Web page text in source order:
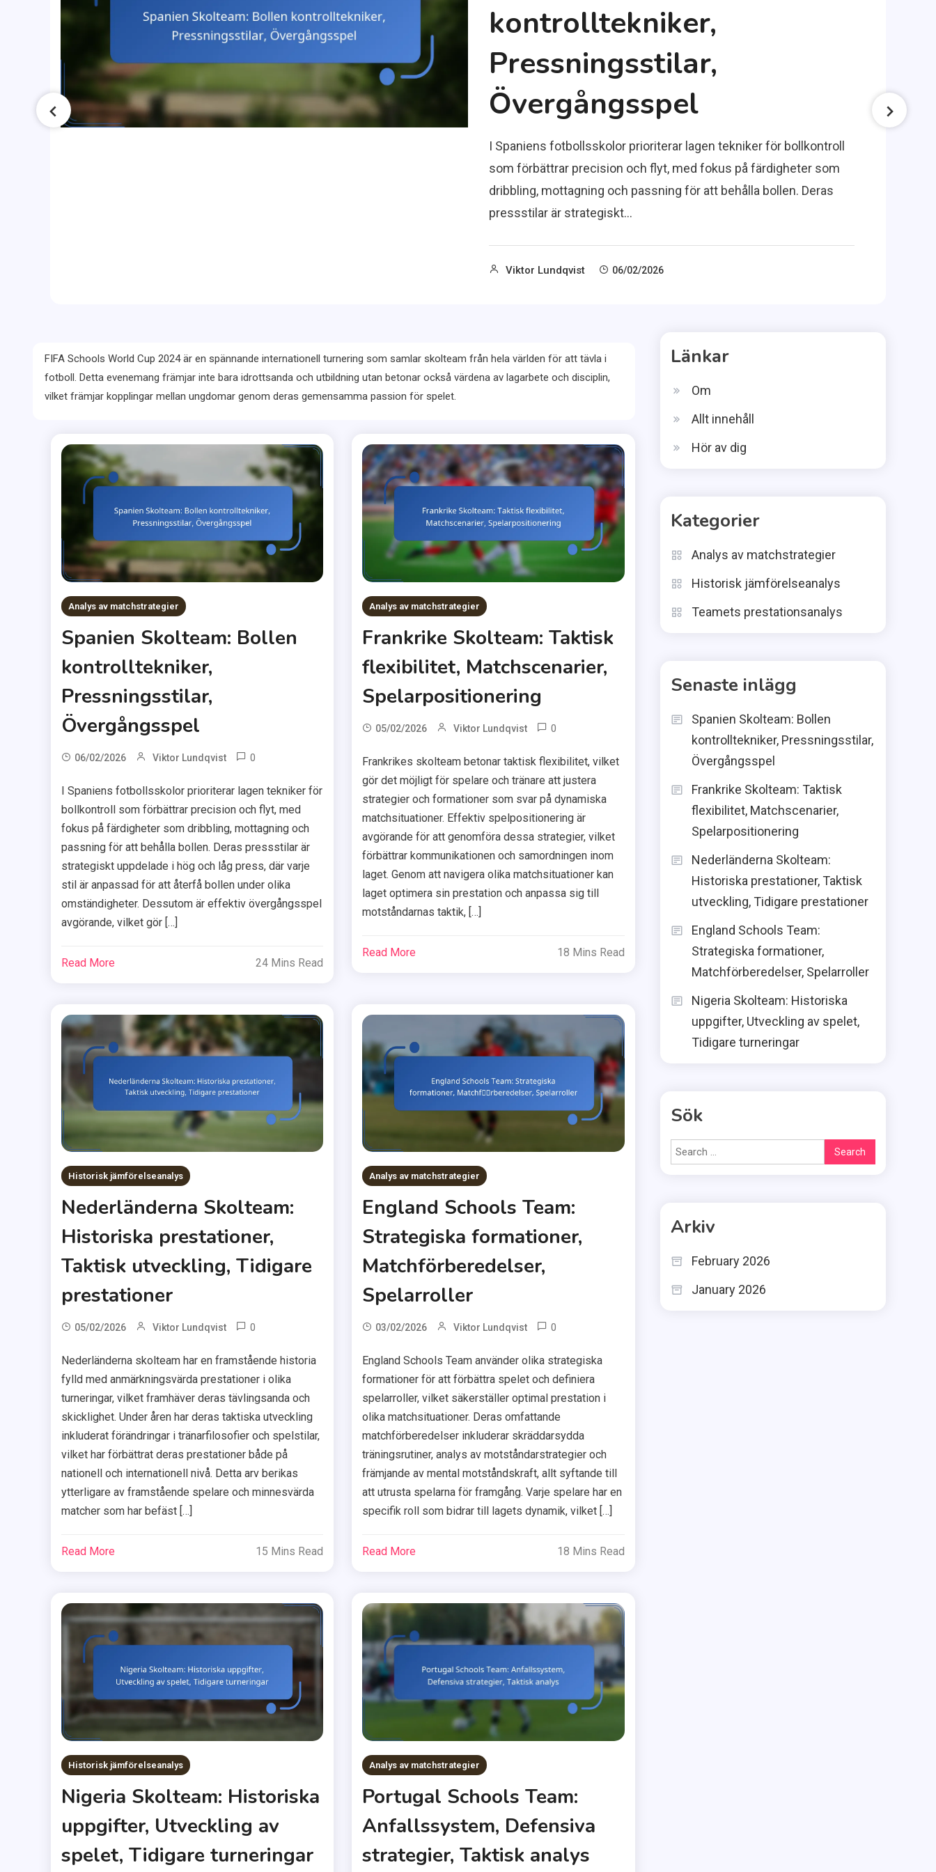
kontrolltekniker,
Pressningsstilar,
Övergångsspel
I Spaniens fotbollsskolor prioriterar lagen tekniker för bollkontroll
som förbättrar precision och flyt, med fokus på färdigheter som
dribbling, mottagning och passning för att behålla bollen. Deras
pressstilar är strategiskt…
Viktor Lundqvist 06/02/2026
FIFA Schools World Cup 2024 är en spännande internationell turnering som samlar skolteam från hela världen för att tävla i
fotboll. Detta evenemang främjar inte bara idrottsanda och utbildning utan betonar också värdena av lagarbete och disciplin,
vilket främjar kopplingar mellan ungdomar genom deras gemensamma passion för spelet.
Analys av matchstrategier
Spanien Skolteam: Bollen
kontrolltekniker,
Pressningsstilar,
Övergångsspel
06/02/2026 Viktor Lundqvist 0
I Spaniens fotbollsskolor prioriterar lagen tekniker för
bollkontroll som förbättrar precision och flyt, med
fokus på färdigheter som dribbling, mottagning och
passning för att behålla bollen. Deras pressstilar är
strategiskt uppdelade i hög och låg press, där varje
stil är anpassad för att återfå bollen under olika
omständigheter. Dessutom är effektiv övergångsspel
avgörande, vilket gör […]
Read More 24 Mins Read
Analys av matchstrategier
Frankrike Skolteam: Taktisk
flexibilitet, Matchscenarier,
Spelarpositionering
05/02/2026 Viktor Lundqvist 0
Frankrikes skolteam betonar taktisk flexibilitet, vilket
gör det möjligt för spelare och tränare att justera
strategier och formationer som svar på dynamiska
matchsituationer. Effektiv spelpositionering är
avgörande för att genomföra dessa strategier, vilket
förbättrar kommunikationen och samordningen inom
laget. Genom att navigera olika matchsituationer kan
laget optimera sin prestation och anpassa sig till
motståndarnas taktik, […]
Read More 18 Mins Read
Historisk jämförelseanalys
Nederländerna Skolteam:
Historiska prestationer,
Taktisk utveckling, Tidigare
prestationer
05/02/2026 Viktor Lundqvist 0
Nederländerna skolteam har en framstående historia
fylld med anmärkningsvärda prestationer i olika
turneringar, vilket framhäver deras tävlingsanda och
skicklighet. Under åren har deras taktiska utveckling
inkluderat förändringar i tränarfilosofier och spelstilar,
vilket har förbättrat deras prestationer både på
nationell och internationell nivå. Detta arv berikas
ytterligare av framstående spelare och minnesvärda
matcher som har befäst […]
Read More 15 Mins Read
Analys av matchstrategier
England Schools Team:
Strategiska formationer,
Matchförberedelser,
Spelarroller
03/02/2026 Viktor Lundqvist 0
England Schools Team använder olika strategiska
formationer för att förbättra spelet och definiera
spelarroller, vilket säkerställer optimal prestation i
olika matchsituationer. Deras omfattande
matchförberedelser inkluderar skräddarsydda
träningsrutiner, analys av motståndarstrategier och
främjande av mental motståndskraft, allt syftande till
att utrusta spelarna för framgång. Varje spelare har en
specifik roll som bidrar till lagets dynamik, vilket […]
Read More 18 Mins Read
Historisk jämförelseanalys
Nigeria Skolteam: Historiska
uppgifter, Utveckling av
spelet, Tidigare turneringar
Analys av matchstrategier
Portugal Schools Team:
Anfallssystem, Defensiva
strategier, Taktisk analys
Länkar
Om
Allt innehåll
Hör av dig
Kategorier
Analys av matchstrategier
Historisk jämförelseanalys
Teamets prestationsanalys
Senaste inlägg
Spanien Skolteam: Bollen
kontrolltekniker, Pressningsstilar,
Övergångsspel
Frankrike Skolteam: Taktisk
flexibilitet, Matchscenarier,
Spelarpositionering
Nederländerna Skolteam:
Historiska prestationer, Taktisk
utveckling, Tidigare prestationer
England Schools Team:
Strategiska formationer,
Matchförberedelser, Spelarroller
Nigeria Skolteam: Historiska
uppgifter, Utveckling av spelet,
Tidigare turneringar
Sök
Search
for:
Arkiv
February 2026
January 2026